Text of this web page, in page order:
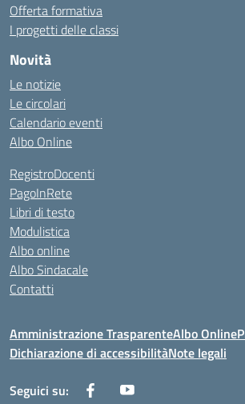
Offerta formativa
I progetti delle classi
Novità
Le notizie
Le circolari
Calendario eventi
Albo Online
RegistroDocenti
PagoInRete
Libri di testo
Modulistica
Albo online
Albo Sindacale
Contatti
Amministrazione TrasparenteAlbo Online
Dichiarazione di accessibilitàNote legali
Seguici su: